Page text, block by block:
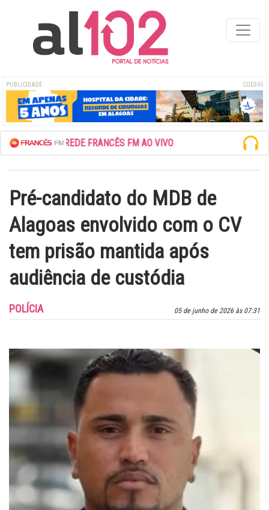
PUBLICIDADE COD345
ESCUTE A REDE FRANCÊS FM AO VIVO
Pré-candidato do MDB de
Alagoas envolvido com o CV
tem prisão mantida após
audiência de custódia
05 de junho de 2026 às 07:31
POLÍCIA